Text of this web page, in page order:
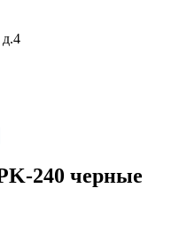
240 черные